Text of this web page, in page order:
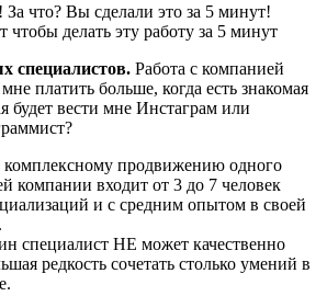
За что? Вы сделали это за 5 минут!
чтобы делать эту работу за 5 минут
специалистов. Работа с компанией
платить больше, когда есть знакомая
будет вести мне Инстаграм или
продвижению одного
компании входит от 3 до 7 человек
и с средним опытом в своей
специалист НЕ может качественно
редкость сочетать столько умений в